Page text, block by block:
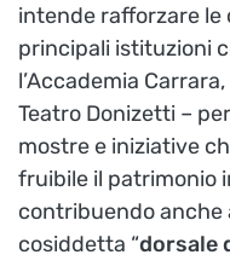
intende rafforzare le
principali istituzioni
l’Accademia
Teatro Donizetti –
mostre e iniziative
fruibile il patrimonio
contribuendo anche
cosiddetta “dorsale